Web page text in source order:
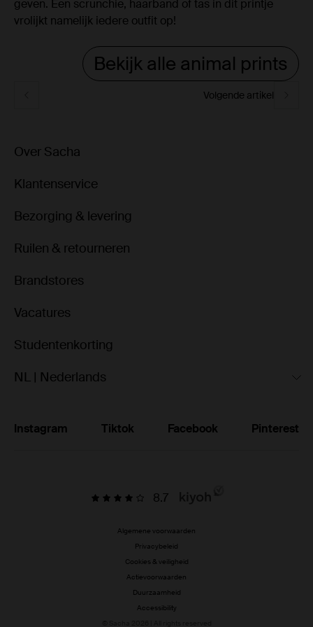
geven. Een scrunchie, haarband of tas in dit printje
vrolijkt namelijk iedere outfit op!
Bekijk alle animal prints
Volgende artikel
Over Sacha
Klantenservice
Bezorging & levering
Ruilen & retourneren
Brandstores
Vacatures
Studentenkorting
NL | Nederlands
Instagram Tiktok Facebook Pinterest
8.7
Algemene voorwaarden
Privacybeleid
Cookies & veiligheid
Actievoorwaarden
Duurzaamheid
Accessibility